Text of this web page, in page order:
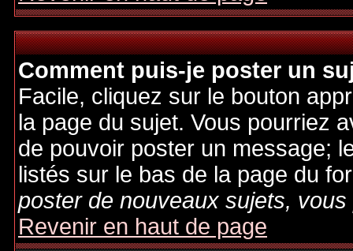
Comment puis-je poster un
Facile, cliquez sur le bouton
la page du sujet. Vous pourriez
de pouvoir poster un message;
listés sur le bas de la page du
poster de nouveaux sujets,
Revenir en haut de page